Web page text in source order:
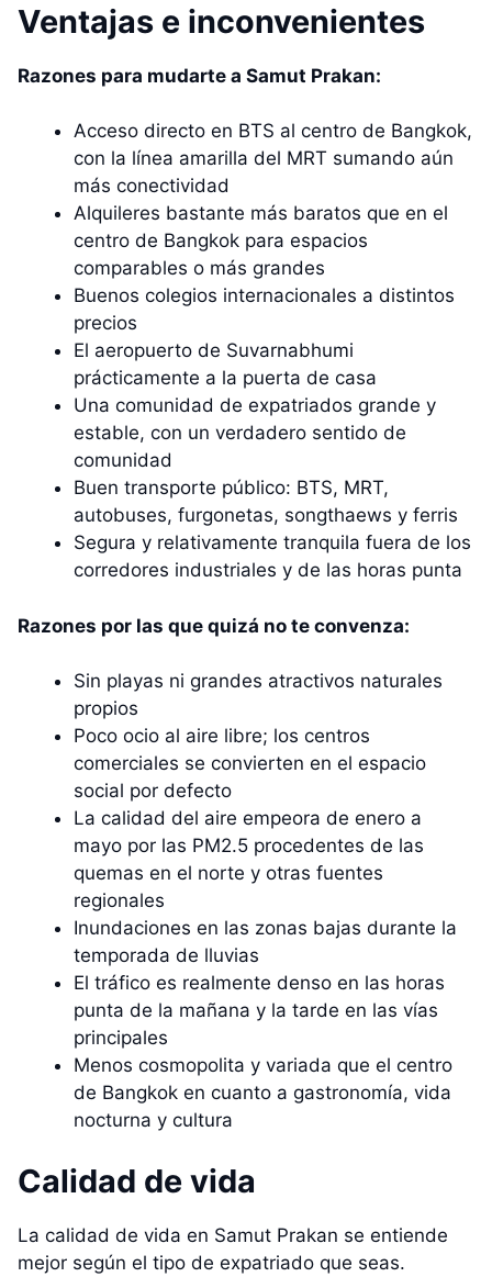
Ventajas e inconvenientes
Razones para mudarte a Samut Prakan:
Acceso directo en BTS al centro de Bangkok,
con la línea amarilla del MRT sumando aún
más conectividad
Alquileres bastante más baratos que en el
centro de Bangkok para espacios
comparables o más grandes
Buenos colegios internacionales a distintos
precios
El aeropuerto de Suvarnabhumi
prácticamente a la puerta de casa
Una comunidad de expatriados grande y
estable, con un verdadero sentido de
comunidad
Buen transporte público: BTS, MRT,
autobuses, furgonetas, songthaews y ferris
Segura y relativamente tranquila fuera de los
corredores industriales y de las horas punta
Razones por las que quizá no te convenza:
Sin playas ni grandes atractivos naturales
propios
Poco ocio al aire libre; los centros
comerciales se convierten en el espacio
social por defecto
La calidad del aire empeora de enero a
mayo por las PM2.5 procedentes de las
quemas en el norte y otras fuentes
regionales
Inundaciones en las zonas bajas durante la
temporada de lluvias
El tráfico es realmente denso en las horas
punta de la mañana y la tarde en las vías
principales
Menos cosmopolita y variada que el centro
de Bangkok en cuanto a gastronomía, vida
nocturna y cultura
Calidad de vida
La calidad de vida en Samut Prakan se entiende
mejor según el tipo de expatriado que seas.